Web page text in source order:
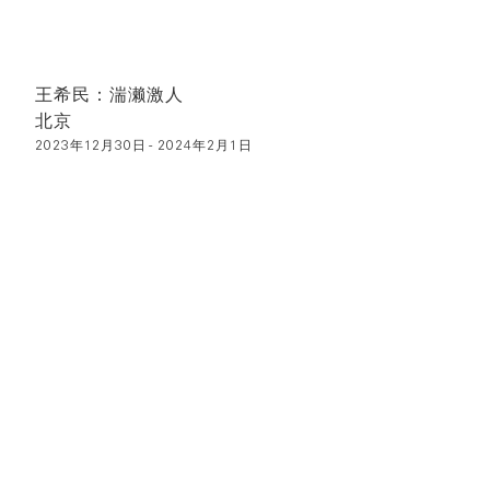
王希民：湍濑激人
北京
2023年12月30日 - 2024年2月1日